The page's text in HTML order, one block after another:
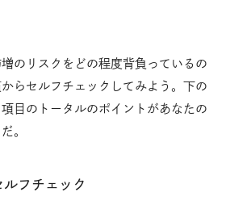
のリスクをどの程度背負っているの
らセルフチェックしてみよう。下の
目のトータルのポイントがあなたの
。
フチェック